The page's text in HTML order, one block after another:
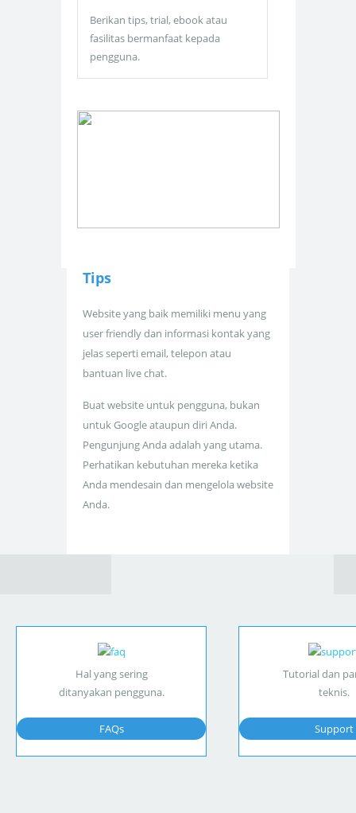
Berikan tips, trial, ebook atau
fasilitas bermanfaat kepada
pengguna.
Tips
Website yang baik memiliki menu yang
user friendly dan informasi kontak yang
jelas seperti email, telepon atau
bantuan live chat.
Buat website untuk pengguna, bukan
untuk Google ataupun diri Anda.
Pengunjung Anda adalah yang utama.
Perhatikan kebutuhan mereka ketika
Anda mendesain dan mengelola website
Anda.
Hal yang sering
ditanyakan pengguna.
FAQs
Tutorial dan
teknis.
Support